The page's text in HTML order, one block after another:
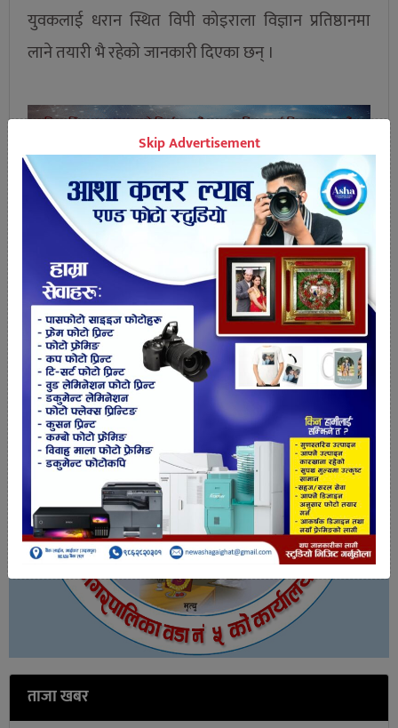
युवकलाई धरान स्थित विपी कोइराला विज्ञान प्रतिष्ठानमा
लाने तयारी भै रहेको जानकारी दिएका छन् ।
तपाईको प्रतिक्रिया
ताजा खबर
Skip Advertisement